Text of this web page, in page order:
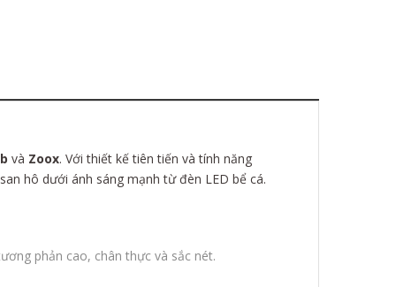
và Zoox. Với thiết kế tiên tiến và tính năng
hô dưới ánh sáng mạnh từ đèn LED bể cá.
phản cao, chân thực và sắc nét.